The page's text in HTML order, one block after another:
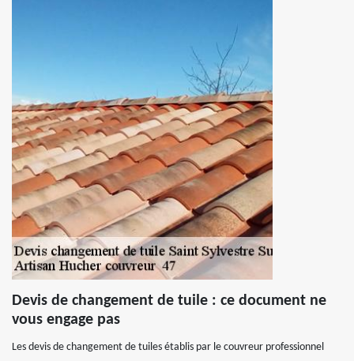
Devis de changement de tuile : ce document ne
vous engage pas
Les devis de changement de tuiles établis par le couvreur professionnel